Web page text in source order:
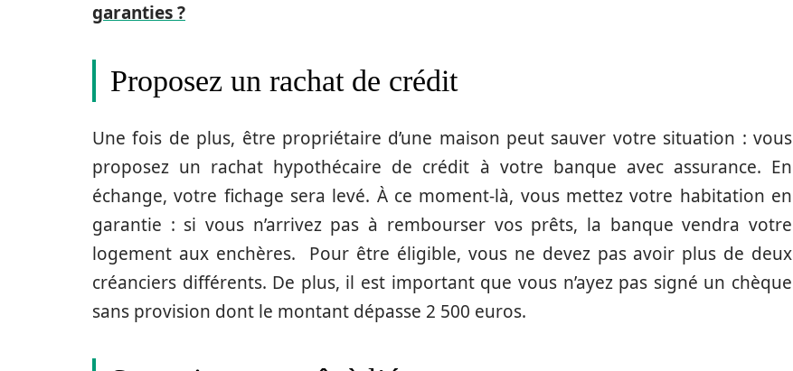
garanties ?
Proposez un rachat de crédit
Une fois de plus, être propriétaire d’une maison peut sauver votre situation : vous
proposez un rachat hypothécaire de crédit à votre banque avec assurance. En
échange, votre fichage sera levé. À ce moment-là, vous mettez votre habitation en
garantie : si vous n’arrivez pas à rembourser vos prêts, la banque vendra votre
logement aux enchères. Pour être éligible, vous ne devez pas avoir plus de deux
créanciers différents. De plus, il est important que vous n’ayez pas signé un chèque
sans provision dont le montant dépasse 2 500 euros.